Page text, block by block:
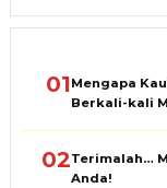
01Mengapa
Berkali-kali
02Terimalah…
Anda!